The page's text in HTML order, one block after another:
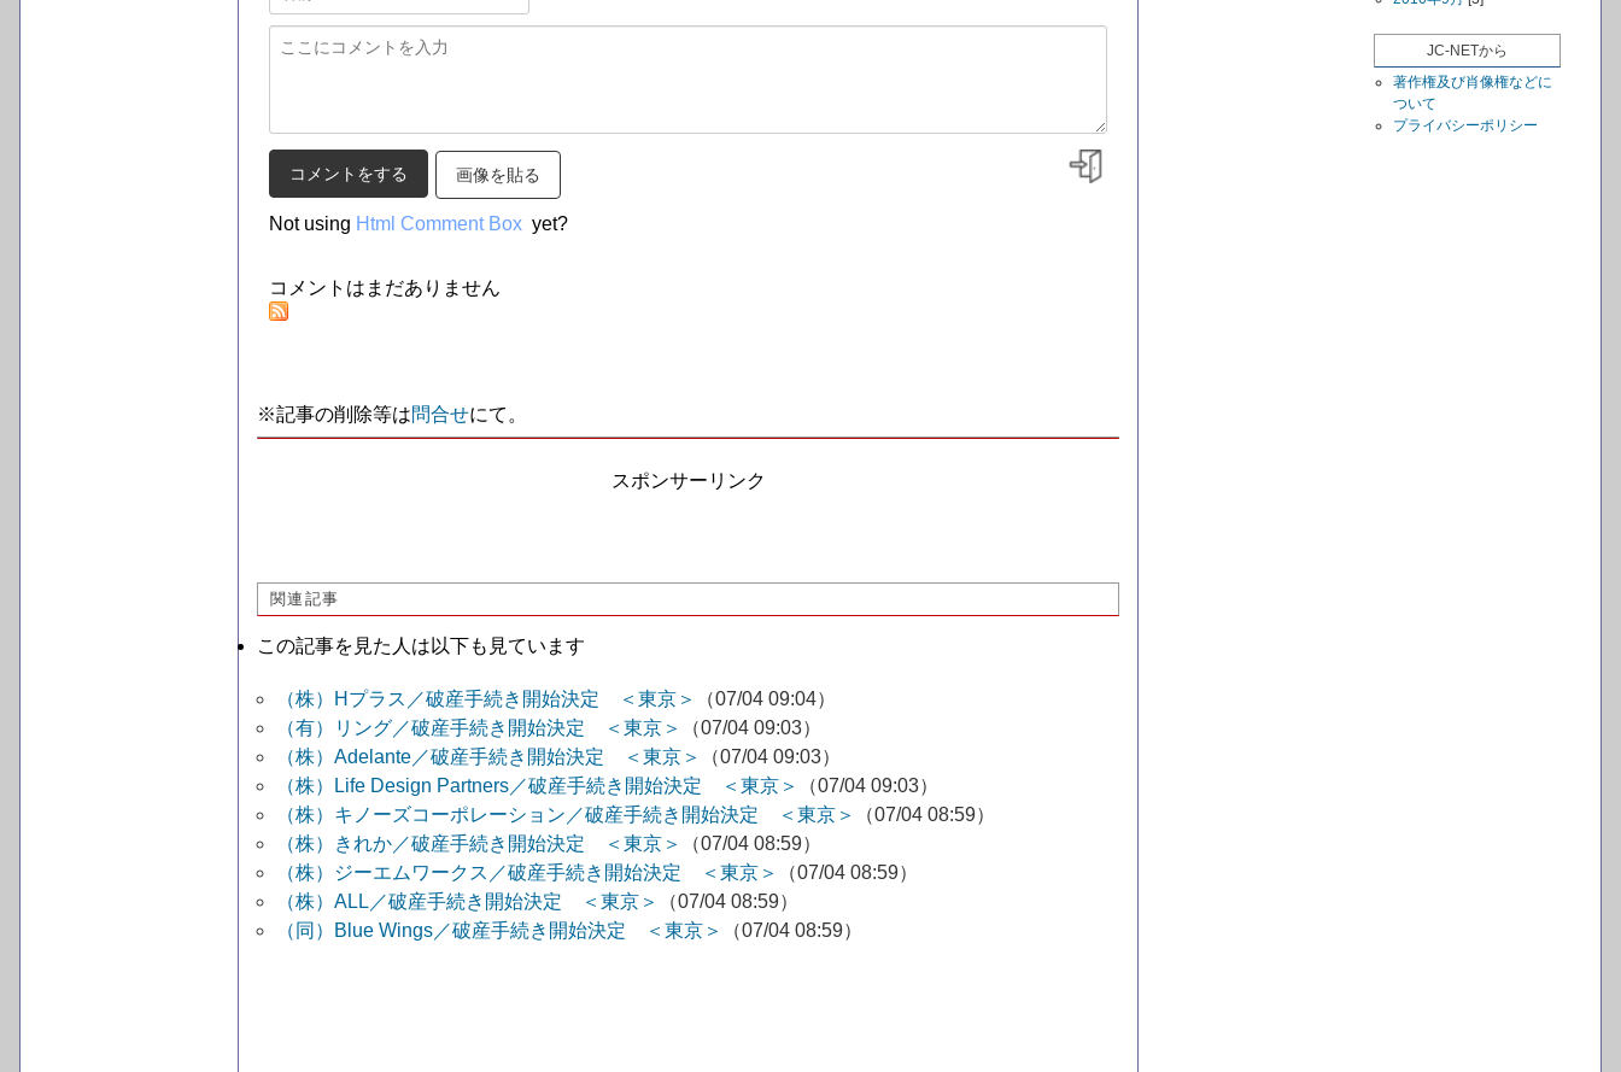
画像を貼る
Not using Html Comment Box yet?
コメントはまだありません
※記事の削除等は問合せにて。
スポンサーリンク
関連記事
この記事を見た人は以下も見ています
（株）Hプラス／破産手続き開始決定 ＜東京＞
（07/04 09:04）
（有）リング／破産手続き開始決定 ＜東京＞
（07/04 09:03）
（株）Adelante／破産手続き開始決定 ＜東京＞
（07/04 09:03）
（株）Life Design Partners／破産手続き開始決定 ＜東京＞
（07/04 09:03）
（株）キノーズコーポレーション／破産手続き開始決定 ＜東京＞
（07/04 08:59）
（株）きれか／破産手続き開始決定 ＜東京＞
（07/04 08:59）
（株）ジーエムワークス／破産手続き開始決定 ＜東京＞
（07/04 08:59）
（株）ALL／破産手続き開始決定 ＜東京＞
（07/04 08:59）
（同）Blue Wings／破産手続き開始決定 ＜東京＞
（07/04 08:59）
JC-NETから
著作権及び肖像権などに
ついて
プライバシーポリシー